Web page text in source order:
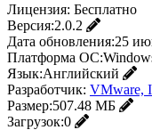
Лицензия: Бесплатно
Версия:2.0.2
Дата обновления:25
Платформа ОС:
Язык:Английский
Разработчик: VMware,
Размер:507.48 МБ
Загрузок:0